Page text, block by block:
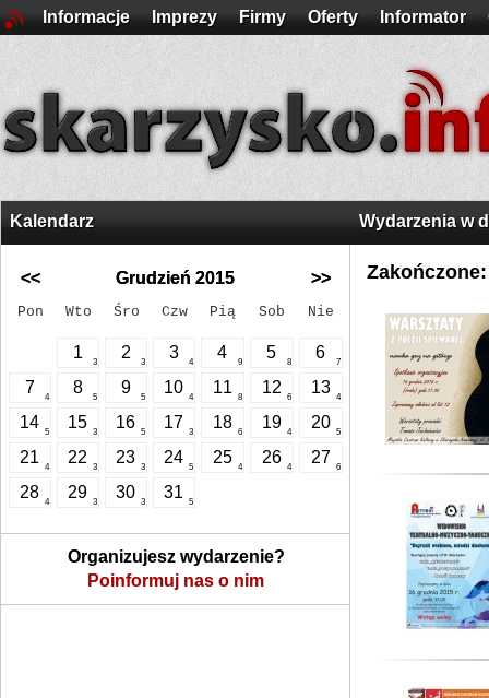
Informacje Imprezy Firmy Oferty Informator
Kalendarz
<< Grudzień 2015 >>
Pon Wto Śro Czw Pią Sob Nie
1
3
2
3
3
4
4
9
5
8
6
7
7
4
8
5
9
5
10
4
11
8
12
6
13
4
14
5
15
3
16
5
17
3
18
6
19
4
20
5
21
4
22
3
23
3
24
5
25
4
26
4
27
6
28
4
29
3
30
3
31
5
Organizujesz wydarzenie?
Poinformuj nas o nim
Wydarzenia w
Zakończone: